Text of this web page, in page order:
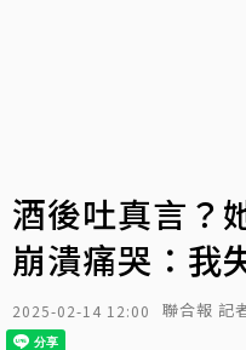
酒後吐真言？
崩潰痛哭：我
2025-02-14 12:00 聯合報 記